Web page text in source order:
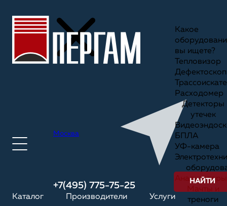
Москва
+7(495) 775-75-25
Каталог Производители Услуги
Какое
вы ищете?
Тепловизор
Дефектоскоп
Расходомер
Детекторы
утечек
БПЛА
УФ-камера
Анализаторы
треноги
НАЙТИ